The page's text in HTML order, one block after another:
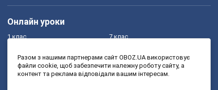
Онлайн уроки
1 клас
3 клас
7 клас
9 клас
Разом з нашими партнерами сайт OBOZ.UA використовує
файли cookie, щоб забезпечити належну роботу сайту, а
контент та реклама відповідали вашим інтересам.